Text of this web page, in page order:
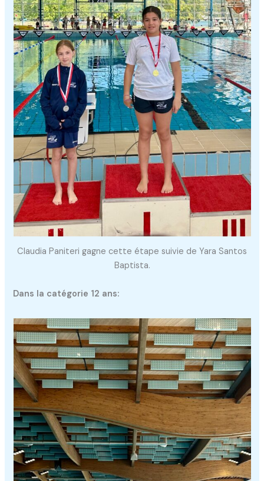
Claudia Paniteri gagne cette étape suivie de Yara Santos
Baptista.
Dans la catégorie 12 ans: